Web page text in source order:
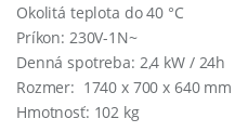
Okolitá teplota do 40 °C
Príkon: 230V-1N~
Denná spotreba: 2,4 kW / 24h
Rozmer: 1740 x 700 x 640 mm
Hmotnosť: 102 kg